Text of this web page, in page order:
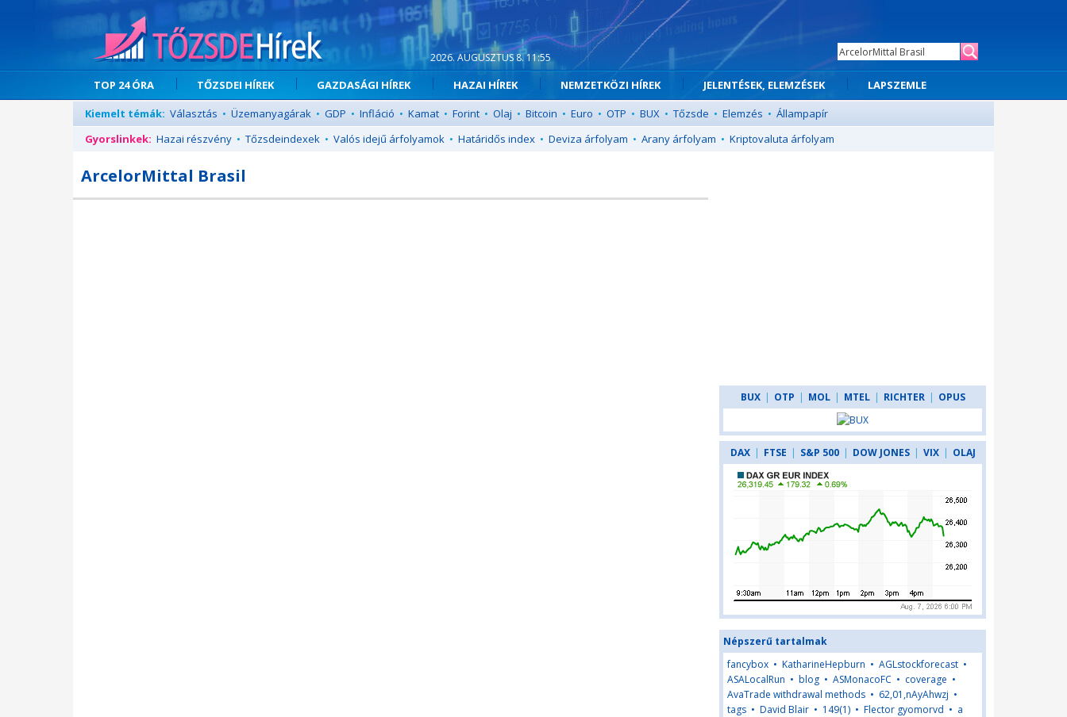
2026. AUGUSZTUS 8. 11:55
TOP 24 ÓRA TŐZSDEI HÍREK GAZDASÁGI HÍREK HAZAI HÍREK NEMZETKÖZI HÍREK JELENTÉSEK, ELEMZÉSEK
LAPSZEMLE
Kiemelt témák: Választás • Üzemanyagárak • GDP • Infláció • Kamat • Forint • Olaj • Bitcoin • Euro • OTP • BUX • Tőzsde • Elemzés • Állampapír
Gyorslinkek: Hazai részvény • Tőzsdeindexek • Valós idejű árfolyamok • Határidős index • Deviza árfolyam • Arany árfolyam • Kriptovaluta árfolyam
ArcelorMittal Brasil
BUX | OTP | MOL | MTEL | RICHTER | OPUS
DAX | FTSE | S&P 500 | DOW JONES | VIX | OLAJ
Népszerű tartalmak
fancybox • KatharineHepburn • AGLstockforecast •
ASALocalRun • blog • ASMonacoFC • coverage •
AvaTrade withdrawal methods • 62,01,nAyAhwzj •
tags • David Blair • 149(1) • Flector gyomorvd • a